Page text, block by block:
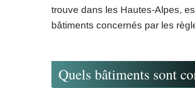
trouve dans les Hautes-Alpes,
bâtiments concernés par les
Quels bâtiments sont